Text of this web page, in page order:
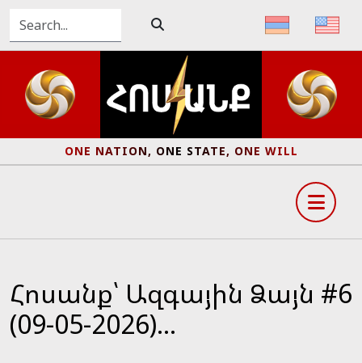
ONE NATION, ONE STATE, ONE WILL
Հոսանք՝ Ազգային Ձայն #6
(09-05-2026)...